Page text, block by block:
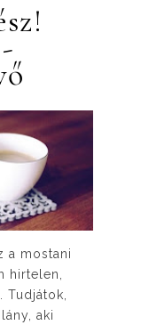
a mostani
hirtelen,
Tudjátok,
aki